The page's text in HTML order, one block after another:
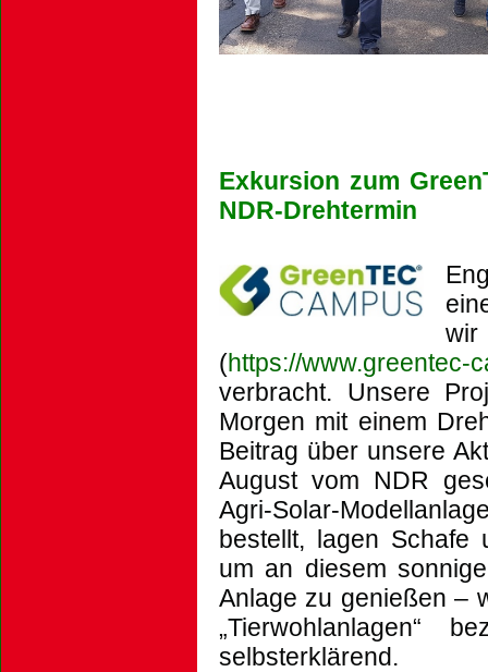
Exkursion zum
NDR-Drehtermin
wir
(https://www.greentec-
verbracht. Unsere
Morgen mit einem
Beitrag über unsere
August vom NDR
Agri-Solar-
bestellt, lagen Schafe
um an diesem
Anlage zu genießen –
„Tierwohlanlagen“
selbsterklärend.